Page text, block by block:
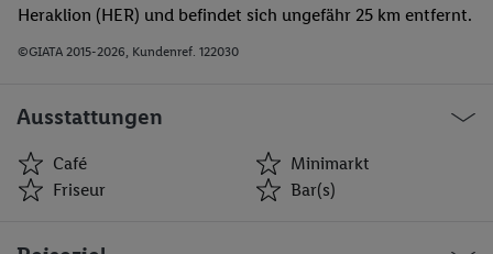
Heraklion (HER) und befindet sich ungefähr 25 km entfernt.
©GIATA 2015-2026, Kundenref. 122030
Ausstattungen
Café
Minimarkt
Friseur
Bar(s)